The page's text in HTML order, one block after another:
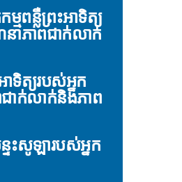
មពន្លឺព្រះអាទិត្យ
ាភាពជាក់លាក់
ទិត្យរបស់អ្នក
ាក់លាក់និងភាព
ះសូឡារបស់អ្នក